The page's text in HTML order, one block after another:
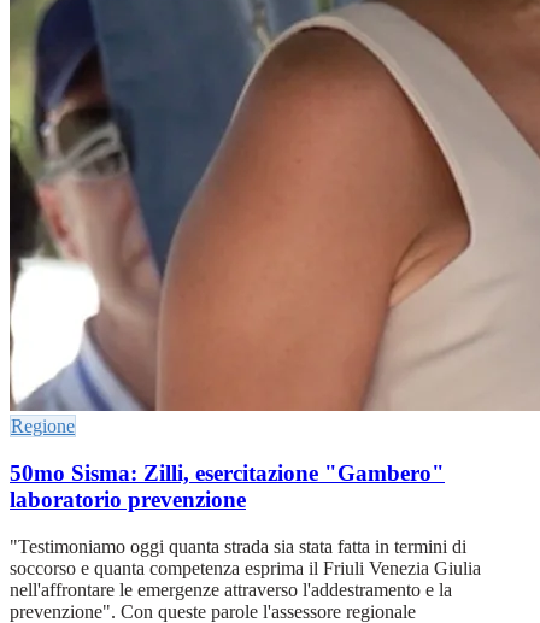
Regione
50mo Sisma: Zilli, esercitazione "Gambero"
laboratorio prevenzione
"Testimoniamo oggi quanta strada sia stata fatta in termini di
soccorso e quanta competenza esprima il Friuli Venezia Giulia
nell'affrontare le emergenze attraverso l'addestramento e la
prevenzione". Con queste parole l'assessore regionale